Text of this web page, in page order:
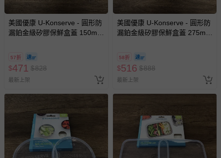
上服務，經消費者事先同意始提供（例如線上課程、遊
戲或活動點數等）。
-個人衛生用品（例如尿布、貼身衣物、泳裝、襪子、地
墊、寢具類等）。
-新生兒親膚衣物（嬰幼兒包巾與背巾、包屁衣、學習
帶束縛衣、餐搖椅等）。
-其他原廠盒裝商品封口處已貼上「不可拆封」，或具警
示字句等說明貼紙、封條者。
國際航空、客運、訂房等服務。
美國優康 U-Konserve - 圓形防
漏鉑金級矽膠保鮮盒蓋 150ml-
57折
$471 $828
最新上架
美國優康 U-Konserve - 圓形防
漏鉑金級矽膠保鮮盒蓋 275ml-
58折
$516 $888
最新上架